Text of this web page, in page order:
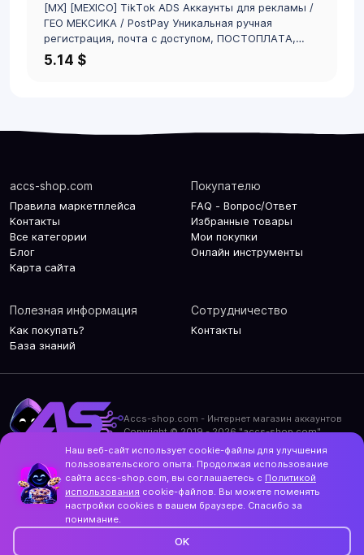
[MX] [MEXICO] TikTok ADS Аккаунты для рекламы /
ГЕО МЕКСИКА / PostPay Уникальная ручная
регистрация, почта с доступом, ПОСТОПЛАТА,
валюта USD
5.14 $
accs-shop.com
Правила маркетплейса
Контакты
Все категории
Блог
Карта сайта
Покупателю
FAQ - Вопрос/Ответ
Избранные товары
Мои покупки
Онлайн инструменты
Полезная информация
Как покупать?
База знаний
Сотрудничество
Контакты
Accs-shop.com - Интернет магазин аккаунтов
Copyright © 2019 - 2026 "accs-shop.com"
Политика использования cookie-файлов
Контакты и актуальный адрес сайта
Structo
Дизайн и разработка
Наш веб-сайт использует cookie-файлы для улучшения
пользовательского опыта. Продолжая использование
сайта accs-shop.com, вы соглашаетесь с Политикой
использования cookie-файлов. Вы можете поменять
настройки cookies в вашем браузере. Спасибо за
понимание.
OK